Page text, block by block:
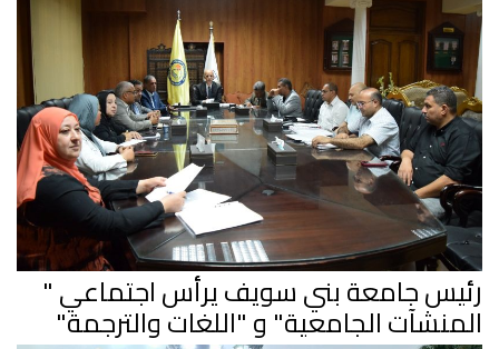
رئيس جامعة بني سويف يرأس اجتماعي "
المنشآت الجامعية" و "اللغات والترجمة"